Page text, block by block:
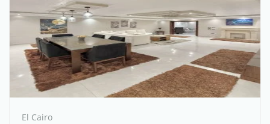
El Cairo